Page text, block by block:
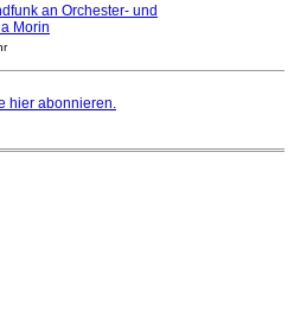
an Orchester- und
Morin
Opernintendantin am
Stefan Veselka
hier abonnieren.